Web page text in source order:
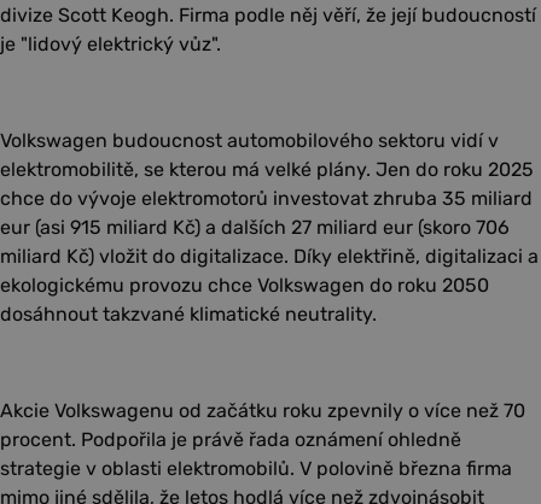
divize Scott Keogh. Firma podle něj věří, že její budoucností
je "lidový elektrický vůz".
Volkswagen budoucnost automobilového sektoru vidí v
elektromobilitě, se kterou má velké plány. Jen do roku 2025
chce do vývoje elektromotorů investovat zhruba 35 miliard
eur (asi 915 miliard Kč) a dalších 27 miliard eur (skoro 706
miliard Kč) vložit do digitalizace. Díky elektřině, digitalizaci a
ekologickému provozu chce Volkswagen do roku 2050
dosáhnout takzvané klimatické neutrality.
Akcie Volkswagenu od začátku roku zpevnily o více než 70
procent. Podpořila je právě řada oznámení ohledně
strategie v oblasti elektromobilů. V polovině března firma
mimo jiné sdělila, že letos hodlá více než zdvojnásobit